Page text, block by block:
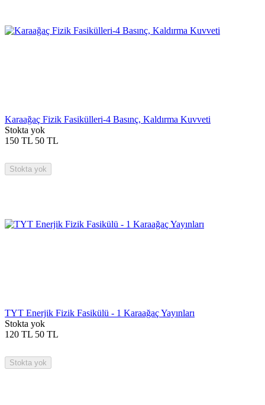
Karaağaç Fizik Fasikülleri-4 Basınç, Kaldırma Kuvveti
Stokta yok
150 TL 50 TL
Stokta yok
TYT Enerjik Fizik Fasikülü - 1 Karaağaç Yayınları
Stokta yok
120 TL 50 TL
Stokta yok